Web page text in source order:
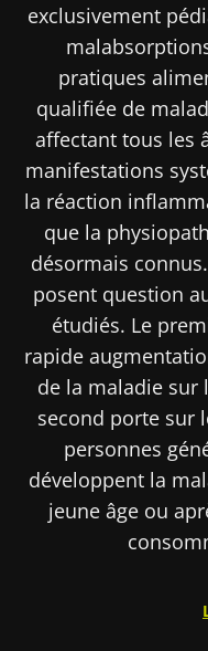
exclusivement
pratiques
qualifiée de
affectant tous les
manifestations
la réaction
que la
désormais
posent question
étudiés. Le
rapide
de la maladie sur
second porte sur
personnes
développent la
jeune âge ou
Par ailleurs, le